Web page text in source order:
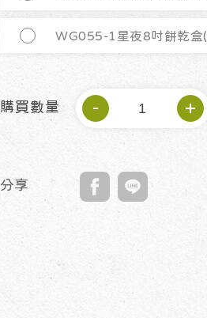
WG055-1星夜8吋餅乾盒
購買數量
分享